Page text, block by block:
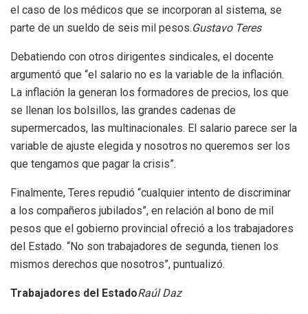
el caso de los médicos que se incorporan al sistema, se
parte de un sueldo de seis mil pesos.Gustavo Teres
Debatiendo con otros dirigentes sindicales, el docente
argumentó que “el salario no es la variable de la inflación.
La inflación la generan los formadores de precios, los que
se llenan los bolsillos, las grandes cadenas de
supermercados, las multinacionales. El salario parece ser la
variable de ajuste elegida y nosotros no queremos ser los
que tengamos que pagar la crisis”.
Finalmente, Teres repudió “cualquier intento de discriminar
a los compañeros jubilados”, en relación al bono de mil
pesos que el gobierno provincial ofreció a los trabajadores
del Estado. “No son trabajadores de segunda, tienen los
mismos derechos que nosotros”, puntualizó.
Trabajadores del EstadoRaúl Daz